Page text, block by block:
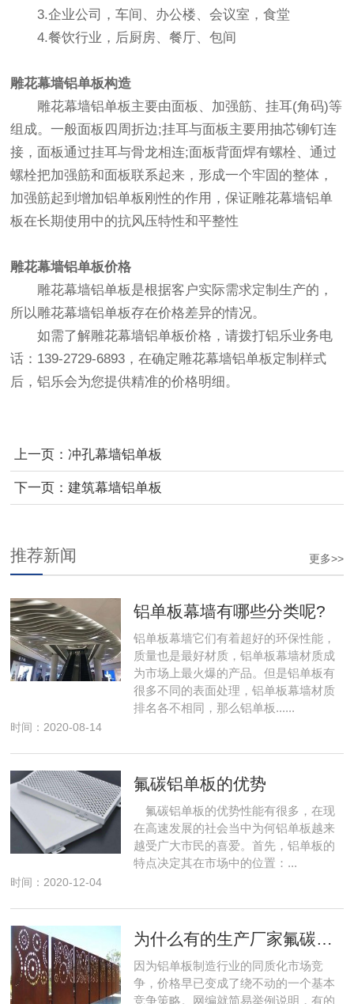
3.企业公司，车间、办公楼、会议室，食堂
4.餐饮行业，后厨房、餐厅、包间
雕花幕墙铝单板构造
雕花幕墙铝单板主要由面板、加强筋、挂耳(角码)等
组成。一般面板四周折边;挂耳与面板主要用抽芯铆钉连
接，面板通过挂耳与骨龙相连;面板背面焊有螺栓、通过
螺栓把加强筋和面板联系起来，形成一个牢固的整体，
加强筋起到增加铝单板刚性的作用，保证雕花幕墙铝单
板在长期使用中的抗风压特性和平整性
雕花幕墙铝单板价格
雕花幕墙铝单板是根据客户实际需求定制生产的，
所以雕花幕墙铝单板存在价格差异的情况。
如需了解雕花幕墙铝单板价格，请拨打铝乐业务电
话：139-2729-6893，在确定雕花幕墙铝单板定制样式
后，铝乐会为您提供精准的价格明细。
上一页： 冲孔幕墙铝单板
下一页： 建筑幕墙铝单板
更多>>
推荐新闻
铝单板幕墙有哪些分类呢?
铝单板幕墙它们有着超好的环保性能，
质量也是最好材质，铝单板幕墙材质成
为市场上最火爆的产品。但是铝单板有
很多不同的表面处理，铝单板幕墙材质
排名各不相同，那么铝单板......
时间：2020-08-14
氟碳铝单板的优势
氟碳铝单板的优势性能有很多，在现
在高速发展的社会当中为何铝单板越来
越受广大市民的喜爱。首先，铝单板的
特点决定其在市场中的位置：...
时间：2020-12-04
因为铝单板制造行业的同质化市场竞
争，价格早已变成了绕不动的一个基本
竞争策略。网编就简易举例说明，有的